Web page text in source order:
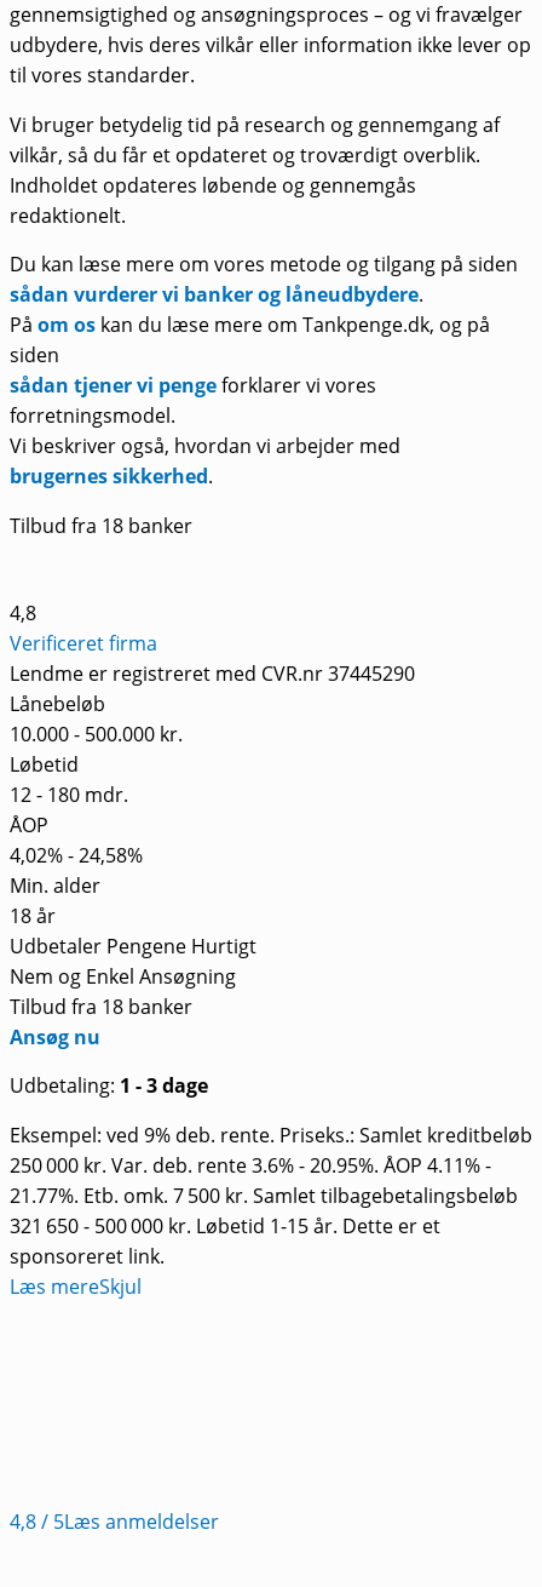
gennemsigtighed og ansøgningsproces – og vi fravælger
udbydere, hvis deres vilkår eller information ikke lever op
til vores standarder.
Vi bruger betydelig tid på research og gennemgang af
vilkår, så du får et opdateret og troværdigt overblik.
Indholdet opdateres løbende og gennemgås
redaktionelt.
Du kan læse mere om vores metode og tilgang på siden
sådan vurderer vi banker og låneudbydere.
På om os kan du læse mere om Tankpenge.dk, og på
siden
sådan tjener vi pengeforklarer vi vores
forretningsmodel.
Vi beskriver også, hvordan vi arbejder med
brugernes sikkerhed.
Tilbud fra 18 banker
4,8
Verificeret firma
Lendme er registreret med CVR.nr 37445290
Lånebeløb
10.000 - 500.000 kr.
Løbetid
12 - 180 mdr.
ÅOP
4,02% - 24,58%
Min. alder
18 år
Udbetaler Pengene Hurtigt
Nem og Enkel Ansøgning
Tilbud fra 18 banker
Ansøg nu
Udbetaling: 1 - 3 dage
Eksempel: ved 9% deb. rente. Priseks.: Samlet kreditbeløb
250 000 kr. Var. deb. rente 3.6% - 20.95%. ÅOP 4.11% -
21.77%. Etb. omk. 7 500 kr. Samlet tilbagebetalingsbeløb
321 650 - 500 000 kr. Løbetid 1-15 år. Dette er et
sponsoreret link.
Læs mereSkjul
4,8/ 5Læs anmeldelser